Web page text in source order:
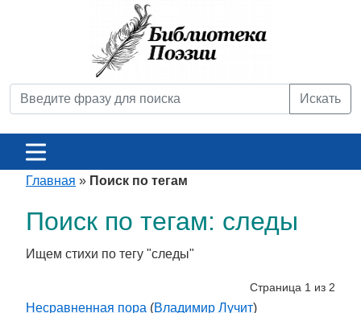
Искать
Главная » Поиск по тегам
Поиск по тегам: следы
Ищем стихи по тегу "следы"
Страница 1 из 2
Несравненная пора (Владимир Лучит)